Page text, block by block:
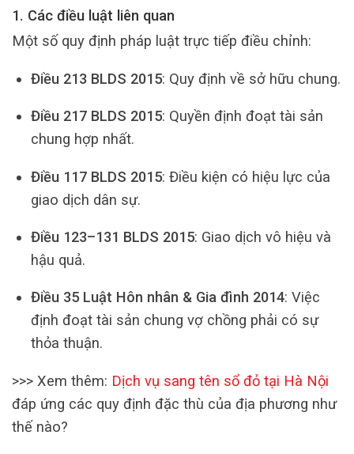
1. Các điều luật liên quan
Một số quy định pháp luật trực tiếp điều chỉnh:
Điều 213 BLDS 2015: Quy định về sở hữu chung.
Điều 217 BLDS 2015: Quyền định đoạt tài sản
chung hợp nhất.
Điều 117 BLDS 2015: Điều kiện có hiệu lực của
giao dịch dân sự.
Điều 123–131 BLDS 2015: Giao dịch vô hiệu và
hậu quả.
Điều 35 Luật Hôn nhân & Gia đình 2014: Việc
định đoạt tài sản chung vợ chồng phải có sự
thỏa thuận.
>>> Xem thêm: Dịch vụ sang tên sổ đỏ tại Hà Nội
đáp ứng các quy định đặc thù của địa phương như
thế nào?